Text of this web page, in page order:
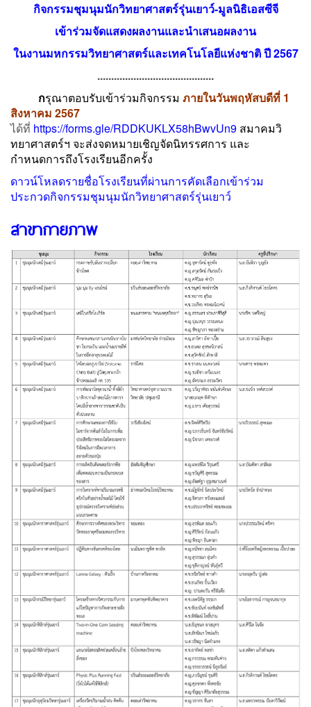
กิจกรรมชุมนุมนักวิทยาศาสตร์รุ่นเยาว์-มูลนิธิเอสซีจี
เข้าร่วมจัดแสดงผลงานและนำเสนอผลงาน
ในงานมหกรรมวิทยาศาสตร์และเทคโนโลยีแห่งชาติ ปี 2567
..........................................
กรุณาตอบรับเข้าร่วมกิจกรรม ภายในวันพฤหัสบดีที่ 1
สิงหาคม 2567
ได้ที่ https://forms.gle/RDDKUKLX58hBwvUn9 สมาคมวิ
ทยาศาสตร์ฯ จะส่งจดหมายเชิญจัดนิทรรศการ และ
กำหนดการถึงโรงเรียนอีกครั้ง
ดาวน์โหลดรายชื่อโรงเรียนที่ผ่านการคัดเลือกเข้าร่วม
ประกวดกิจกรรมชุมนุมนักวิทยาศาสตร์รุ่นเยาว์
สาขากายภาพ